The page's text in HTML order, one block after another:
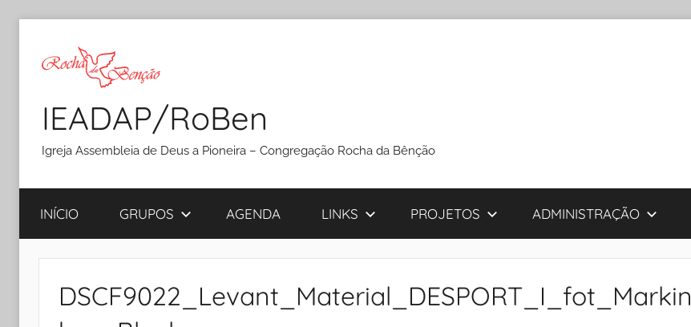
IEADAP/RoBen
Igreja Assembleia de Deus a Pioneira – Congregação Rocha da Bênção
INÍCIO GRUPOS AGENDA LINKS PROJETOS ADMINISTRAÇÃO
DSCF9022_Levant_Material_DESPORT_I_fot_Markin